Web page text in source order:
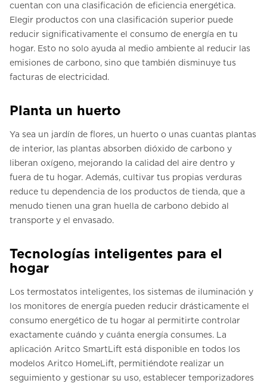
cuentan con una clasificación de eficiencia energética.
Elegir productos con una clasificación superior puede
reducir significativamente el consumo de energía en tu
hogar. Esto no solo ayuda al medio ambiente al reducir las
emisiones de carbono, sino que también disminuye tus
facturas de electricidad.
Planta un huerto
Ya sea un jardín de flores, un huerto o unas cuantas plantas
de interior, las plantas absorben dióxido de carbono y
liberan oxígeno, mejorando la calidad del aire dentro y
fuera de tu hogar. Además, cultivar tus propias verduras
reduce tu dependencia de los productos de tienda, que a
menudo tienen una gran huella de carbono debido al
transporte y el envasado.
Tecnologías inteligentes para el
hogar
Los termostatos inteligentes, los sistemas de iluminación y
los monitores de energía pueden reducir drásticamente el
consumo energético de tu hogar al permitirte controlar
exactamente cuándo y cuánta energía consumes. La
aplicación Aritco SmartLift está disponible en todos los
modelos Aritco HomeLift, permitiéndote realizar un
seguimiento y gestionar su uso, establecer temporizadores